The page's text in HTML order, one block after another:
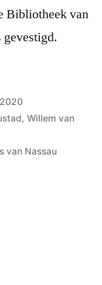
Bibliotheek van
, Willem van
van Nassau